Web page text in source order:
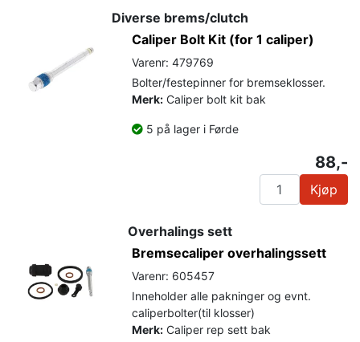
Diverse brems/clutch
Caliper Bolt Kit (for 1 caliper)
Varenr: 479769
Bolter/festepinner for bremseklosser.
Merk: Caliper bolt kit bak
5 på lager i Førde
88,-
Kjøp
Overhalings sett
Bremsecaliper overhalingssett
Varenr: 605457
Inneholder alle pakninger og evnt.
caliperbolter(til klosser)
Merk: Caliper rep sett bak